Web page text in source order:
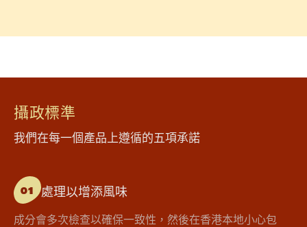
攝政標準
我們在每一個產品上遵循的五項承諾
01 處理以增添風味
成分會多次檢查以確保一致性，然後在香港本地小心包